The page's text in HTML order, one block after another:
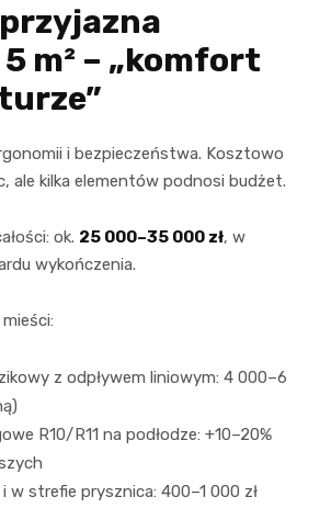
m² – „komfort
i bezpieczeństwa. Kosztowo
ale kilka elementów podnosi budżet.
ok. 25 000–35 000 zł, w
wykończenia.
z odpływem liniowym: 4 000–6
R10/R11 na podłodze: +10–20%
w strefie prysznica: 400–1 000 zł